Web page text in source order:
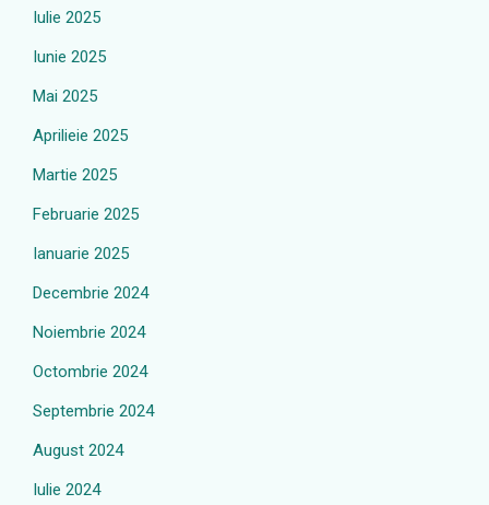
Iulie 2025
Iunie 2025
Mai 2025
Aprilieie 2025
Martie 2025
Februarie 2025
Ianuarie 2025
Decembrie 2024
Noiembrie 2024
Octombrie 2024
Septembrie 2024
August 2024
Iulie 2024